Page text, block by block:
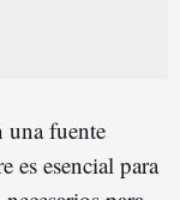
una fuente
es esencial para